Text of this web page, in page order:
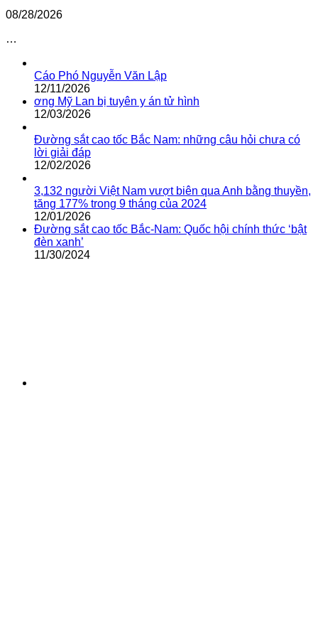
08/28/2026
…
Cáo Phó Nguyễn Văn Lập
12/11/2026
ơng Mỹ Lan bị tuyên y án tử hình
12/03/2026
Đường sắt cao tốc Bắc Nam: những câu hỏi chưa có
lời giải đáp
12/02/2026
3,132 người Việt Nam vượt biên qua Anh bằng thuyền,
tăng 177% trong 9 tháng của 2024
12/01/2026
Đường sắt cao tốc Bắc-Nam: Quốc hội chính thức ‘bật
đèn xanh’
11/30/2024